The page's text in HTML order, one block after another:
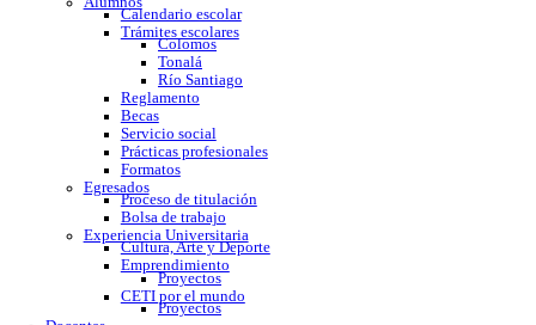
Río Santiago
Plantel Río Santiago
Galería
Desarrollo académico
GOE
Tutorías
Biblioteca
Escuela verde
Sistema de control escolar
Estudiantes
Alumnos
Calendario escolar
Trámites escolares
Colomos
Tonalá
Río Santiago